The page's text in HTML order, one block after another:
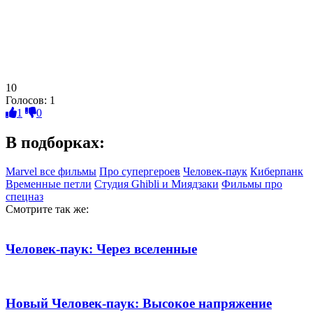
10
Голосов: 1
1
0
В подборках:
Marvel все фильмы Про супергероев Человек-паук Киберпанк
Временные петли Студия Ghibli и Миядзаки Фильмы про
спецназ
Смотрите так же:
Человек-паук: Через вселенные
Новый Человек-паук: Высокое напряжение